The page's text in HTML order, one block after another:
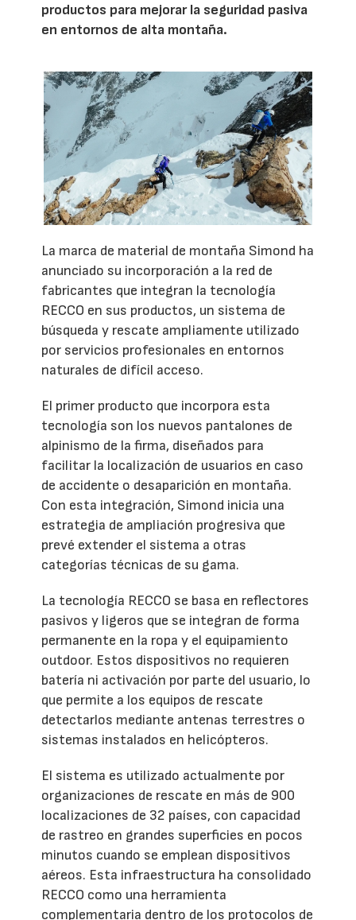
productos para mejorar la seguridad pasiva
en entornos de alta montaña.
La marca de material de montaña Simond ha
anunciado su incorporación a la red de
fabricantes que integran la tecnología
RECCO en sus productos, un sistema de
búsqueda y rescate ampliamente utilizado
por servicios profesionales en entornos
naturales de difícil acceso.
El primer producto que incorpora esta
tecnología son los nuevos pantalones de
alpinismo de la firma, diseñados para
facilitar la localización de usuarios en caso
de accidente o desaparición en montaña.
Con esta integración, Simond inicia una
estrategia de ampliación progresiva que
prevé extender el sistema a otras
categorías técnicas de su gama.
La tecnología RECCO se basa en reflectores
pasivos y ligeros que se integran de forma
permanente en la ropa y el equipamiento
outdoor. Estos dispositivos no requieren
batería ni activación por parte del usuario, lo
que permite a los equipos de rescate
detectarlos mediante antenas terrestres o
sistemas instalados en helicópteros.
El sistema es utilizado actualmente por
organizaciones de rescate en más de 900
localizaciones de 32 países, con capacidad
de rastreo en grandes superficies en pocos
minutos cuando se emplean dispositivos
aéreos. Esta infraestructura ha consolidado
RECCO como una herramienta
complementaria dentro de los protocolos de